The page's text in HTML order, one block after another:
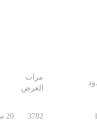
مرات
العرض
3782 20 سبتمبر 2022